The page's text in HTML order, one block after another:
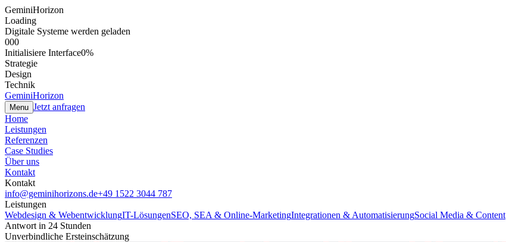
GeminiHorizon
Loading
Digitale Systeme werden geladen
000
Initialisiere Interface0%
Strategie
Design
Technik
GeminiHorizon
Menu Jetzt anfragen
Home
Leistungen
Referenzen
Case Studies
Über uns
Kontakt
Kontakt
info@geminihorizons.de+49 1522 3044 787
Leistungen
Webdesign & WebentwicklungIT-LösungenSEO, SEA & Online-MarketingIntegrationen & AutomatisierungSocial Media & Content
Antwort in 24 Stunden
Unverbindliche Ersteinschätzung